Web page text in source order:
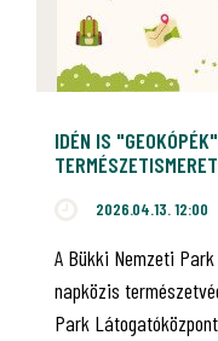
IDÉN IS
2026.04.13. 12:00
A Bükki Nemzeti
napközis
Park